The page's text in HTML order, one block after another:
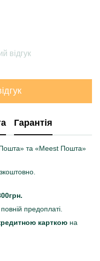
відгук
Гарантія
та «Meest Пошта»
предоплаті.
карткою на